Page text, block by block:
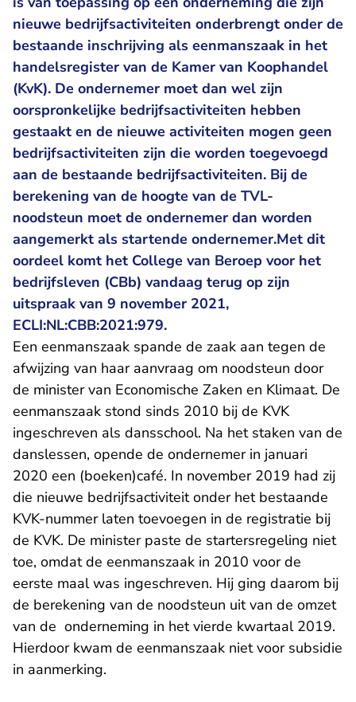
nieuwe bedrijfsactiviteiten onderbrengt onder de
bestaande inschrijving als eenmanszaak in het
handelsregister van de Kamer van Koophandel
(KvK). De ondernemer moet dan wel zijn
oorspronkelijke bedrijfsactiviteiten hebben
gestaakt en de nieuwe activiteiten mogen geen
bedrijfsactiviteiten zijn die worden toegevoegd
aan de bestaande bedrijfsactiviteiten. Bij de
berekening van de hoogte van de TVL-
noodsteun moet de ondernemer dan worden
aangemerkt als startende ondernemer.Met dit
oordeel komt het College van Beroep voor het
bedrijfsleven (CBb) vandaag terug op zijn
uitspraak van 9 november 2021,
ECLI:NL:CBB:2021:979.
Een eenmanszaak spande de zaak aan tegen de
afwijzing van haar aanvraag om noodsteun door
de minister van Economische Zaken en Klimaat. De
eenmanszaak stond sinds 2010 bij de KVK
ingeschreven als dansschool. Na het staken van de
danslessen, opende de ondernemer in januari
2020 een (boeken)café. In november 2019 had zij
die nieuwe bedrijfsactiviteit onder het bestaande
KVK-nummer laten toevoegen in de registratie bij
de KVK. De minister paste de startersregeling niet
toe, omdat de eenmanszaak in 2010 voor de
eerste maal was ingeschreven. Hij ging daarom bij
de berekening van de noodsteun uit van de omzet
van de onderneming in het vierde kwartaal 2019.
Hierdoor kwam de eenmanszaak niet voor subsidie
in aanmerking.